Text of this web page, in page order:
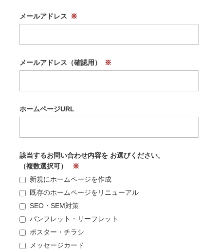
メールアドレス
メールアドレス（確認用）
ホームページURL
該当するお問い合わせ内容を お選びください。
（複数選択可）
新規にホームページを作成
既存のホームページをリニューアル
SEO・SEM対策
パンフレット・リーフレット
ポスター・チラシ
メッセージカード